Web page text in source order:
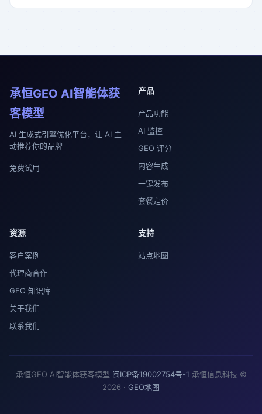
承恒GEO AI智能体获
客模型
AI 生成式引擎优化平台，让 AI 主
动推荐你的品牌
免费试用
产品
产品功能
AI 监控
GEO 评分
内容生成
一键发布
套餐定价
资源
客户案例
代理商合作
GEO 知识库
关于我们
联系我们
支持
站点地图
承恒GEO AI智能体获客模型 闽ICP备19002754号-1 承恒信息科技 ©
2026 · GEO地图